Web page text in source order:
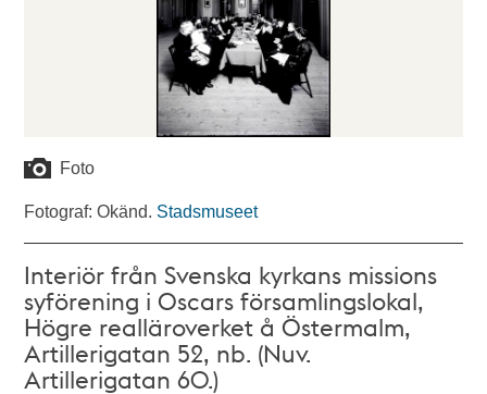
Foto
Fotograf: Okänd. Stadsmuseet
Interiör från Svenska kyrkans missions
syförening i Oscars församlingslokal,
Högre realläroverket å Östermalm,
Artillerigatan 52, nb. (Nuv.
Artillerigatan 60.)